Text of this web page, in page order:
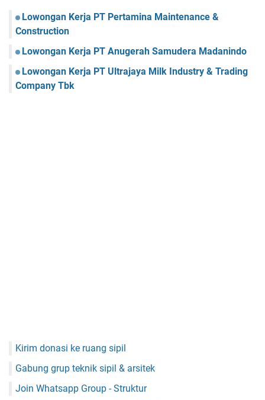
Lowongan Kerja PT Pertamina Maintenance &
Construction
Lowongan Kerja PT Anugerah Samudera Madanindo
Lowongan Kerja PT Ultrajaya Milk Industry & Trading
Company Tbk
Kirim donasi ke ruang sipil
Gabung grup teknik sipil & arsitek
Join Whatsapp Group - Struktur